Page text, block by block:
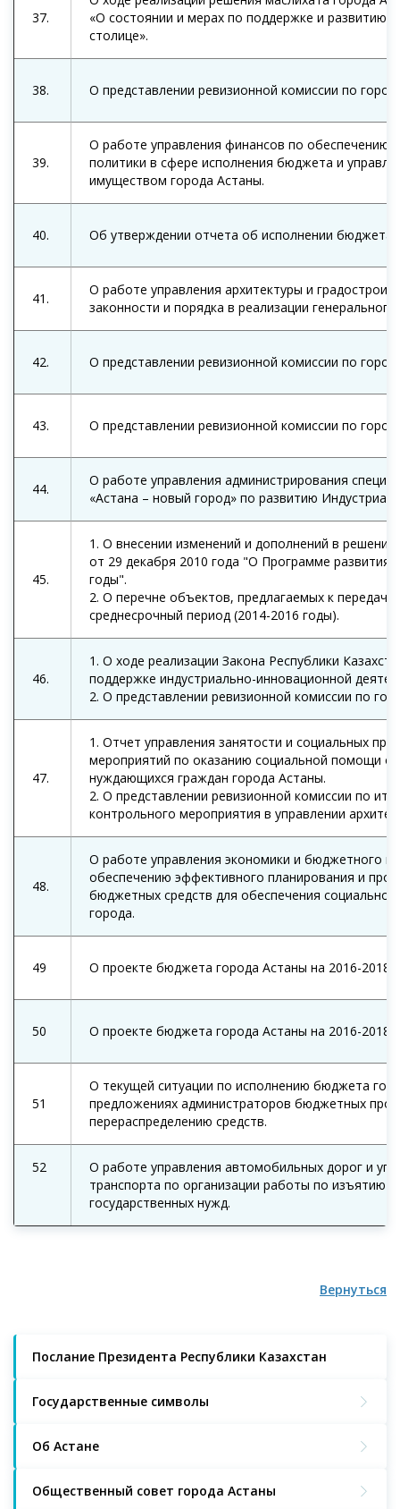
Послание Президента Республики Казахстан
Государственные символы
Об Астане
Общественный совет города Астаны
37.
«О состоянии и мерах по поддержке и развитию
столице».
38. О представлении ревизионной комиссии по
39.
О работе управления финансов по обеспечению
политики в сфере исполнения бюджета и
имуществом города Астаны.
40. Об утверждении отчета об исполнении бюджета
41.
О работе управления архитектуры и
законности и порядка в реализации
42. О представлении ревизионной комиссии по
43. О представлении ревизионной комиссии по
44.
О работе управления администрирования
«Астана – новый город» по развитию
45.
1. О внесении изменений и дополнений в
от 29 декабря 2010 года "О Программе развития
годы".
2. О перечне объектов, предлагаемых к передаче
среднесрочный период (2014-2016 годы).
46.
1. О ходе реализации Закона Республики
поддержке индустриально-инновационной
2. О представлении ревизионной комиссии по
47.
1. Отчет управления занятости и социальных
мероприятий по оказанию социальной помощи
нуждающихся граждан города Астаны.
2. О представлении ревизионной комиссии по
контрольного мероприятия в управлении
48.
О работе управления экономики и бюджетного
обеспечению эффективного планирования и
бюджетных средств для обеспечения социально-
города.
49 О проекте бюджета города Астаны на 2016-2018
50 О проекте бюджета города Астаны на 2016-2018
51
О текущей ситуации по исполнению бюджета
предложениях администраторов бюджетных
перераспределению средств.
52
О работе управления автомобильных дорог и
транспорта по организации работы по изъятию
государственных нужд.
Вернуться